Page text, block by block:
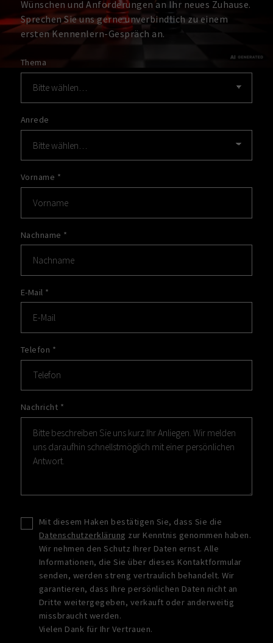
Wünschen und Anforderungen an Ihr neues Zuhause.
Sprechen Sie uns gerne unverbindlich zu einem
ersten Kennenlern-Gespräch an.
Thema
Anrede
Vorname *
Nachname *
E-Mail *
Telefon *
Nachricht *
Mit diesem Haken bestätigen Sie, dass Sie die
Datenschutzerklärung zur Kenntnis genommen haben.
Wir nehmen den Schutz Ihrer Daten ernst. Alle
Informationen, die Sie über dieses Kontaktformular
senden, werden streng vertraulich behandelt. Wir
garantieren, dass Ihre persönlichen Daten nicht an
Dritte weitergegeben, verkauft oder anderweitig
missbraucht werden.
Vielen Dank für Ihr Vertrauen.